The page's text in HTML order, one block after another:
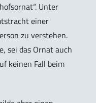
Unter
einer
zu verstehen.
sei das Ornat auch
keinen Fall beim